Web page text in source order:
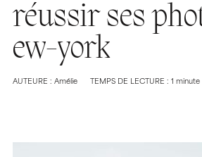
réussir ses
ew-york
AUTEURE : Amélie TEMPS DE LECTURE : 1 minute